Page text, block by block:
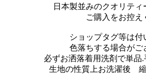
日本製並みのクオリテ
ご購入をお控え
ショップタグ等は付
色落ちする場合がご
必ずお洒落着用洗剤で単品.
生地の性質上お洗濯後 縮